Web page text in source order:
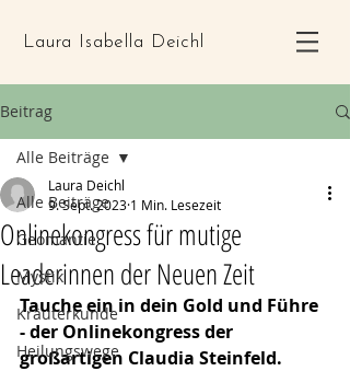
Laura Isabella Deichl
Beitrag
Alle Beiträge
Geomantie
Mystik
Kräuterkunde
Heilungswege
Alle Beiträge
Onlinekongress für mutige
Leaderinnen der Neuen Zeit
Laura Deichl
9. Sept. 2023 1 Min. Lesezeit
Tauche ein in dein Gold und Führe
- der Onlinekongress der
großartigen Claudia Steinfeld.